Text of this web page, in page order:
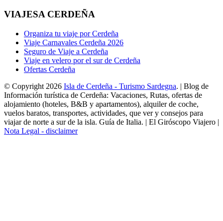
VIAJESA CERDEÑA
Organiza tu viaje por Cerdeña
Viaje Carnavales Cerdeña 2026
Seguro de Viaje a Cerdeña
Viaje en velero por el sur de Cerdeña
Ofertas Cerdeña
© Copyright 2026 Isla de Cerdeña - Turismo Sardegna. | Blog de
Información turística de Cerdeña: Vacaciones, Rutas, ofertas de
alojamiento (hoteles, B&B y apartamentos), alquiler de coche,
vuelos baratos, transportes, actividades, que ver y consejos para
viajar de norte a sur de la isla. Guía de Italia. | El Giróscopo Viajero |
Nota Legal - disclaimer